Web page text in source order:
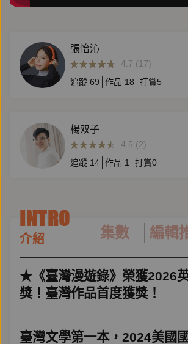
張怡沁
4.7 (17)
追蹤 69 作品 18 打賞5
楊双子
4.5 (2)
追蹤 14 作品 1 打賞0
INTRO
介紹 集數 編輯
★《臺灣漫遊錄》榮獲2026
獎！臺灣作品首度獲獎！
臺灣文學第一本， 2024美國